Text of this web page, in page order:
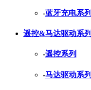
-蓝牙充电系列
遥控&马达驱动系列
-遥控系列
-马达驱动系列